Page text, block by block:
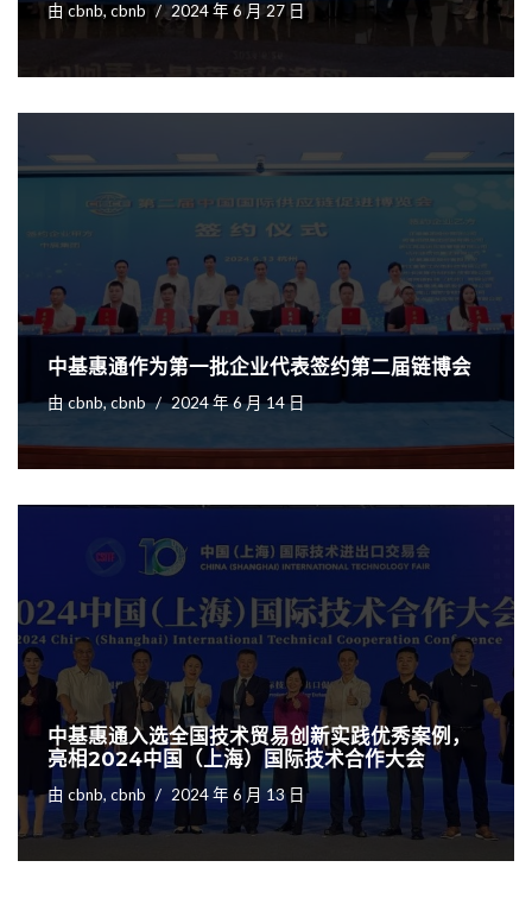
由 cbnb, cbnb 2024 年 6 月 27 日
中基惠通作为第一批企业代表签约第二届链博会
由cbnb, cbnb 2024 年 6 月 14 日
中基惠通入选全国技术贸易创新实践优秀案例，
亮相2024中国（上海）国际技术合作大会
由 cbnb, cbnb 2024 年 6 月 13 日